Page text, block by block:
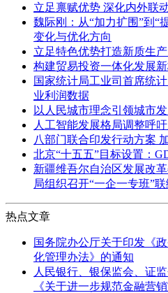
立足禀赋优势 深化内外联
魏际刚：从“加力扩围”到“
变化与优化方向
立足特色优势打造新质生
构建贸易投资一体化发展
国家统计局工业司首席统
业利润数据
以人民城市理念引领城市
人工智能发展格局调整呼
八部门联合印发行动方案
北京“十五五”目标设置：
新疆维吾尔自治区发展改
局组织召开“一企一专班”
热点文章
国务院办公厅关于印发《
化管理办法》的通知
人民银行、银保监会、证
《关于进一步规范金融营